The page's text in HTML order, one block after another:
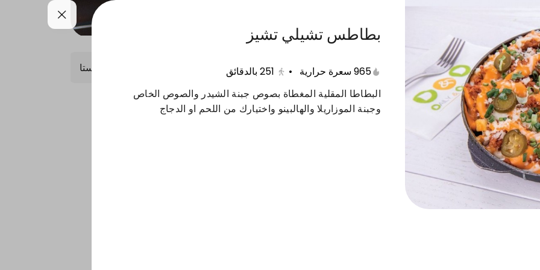
باستا برجر ساندوتشات بوكس الجمعات حلويات مشروبات
بطاطس تشيلي تشيز
965 سعرة حرارية •
251 بالدقائق
البطاطا المقلية المغطاة بصوص جبنة الشيدر والصوص الخاص
وجبنة الموزاريلا والهالبينو واختيارك من اللحم او الدجاج